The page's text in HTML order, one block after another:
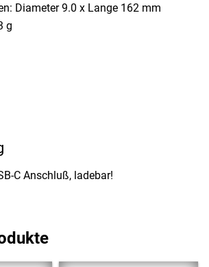
Diameter 9.0 x Lange 162 mm
g
C Anschluß, ladebar!